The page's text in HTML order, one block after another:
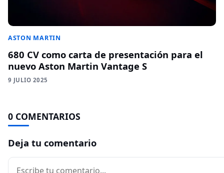
ASTON MARTIN
680 CV como carta de presentación para el
nuevo Aston Martin Vantage S
9 JULIO 2025
0 COMENTARIOS
Deja tu comentario
Comentario